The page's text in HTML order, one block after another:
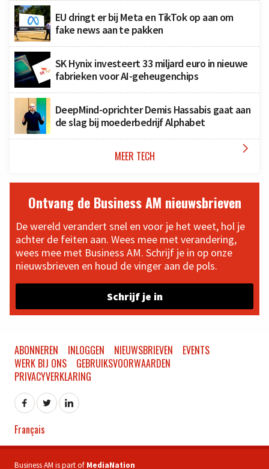
EU dringt er bij Meta en TikTok op aan om
fake news aan te pakken
SK Hynix investeert 33 miljard euro in nieuwe
fabrieken voor AI-geheugenchips
DeepMind-oprichter Demis Hassabis gaat aan
de slag bij moederbedrijf Alphabet
MEER TECH 
Ontvang de Business AM nieuwsbrieven
De wereld verandert snel en voor je het weet, hol je
achter de feiten aan. Wees mee met verandering,
wees mee met Business AM. Schrijf je in op onze
nieuwsbrieven en houd de vinger aan de pols.
Schrijf je in
ABONNEREN INLOGGEN NIEUWSBRIEVEN
EVENTS
WERK BIJ ONS
GEBRUIKSVOORWAARDEN
PRIVACYVERKLARING
Français
Business AM is part of MediaNation